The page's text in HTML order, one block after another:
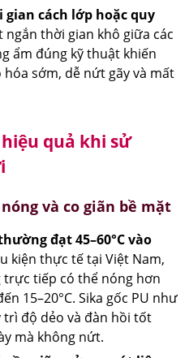
cách lớp hoặc quy
ngắn thời gian khô giữa các
ẩm đúng kỹ thuật khiến
sớm, dễ nứt gãy và mất
quả khi sử
và co giãn bề mặt
đạt 45–60°C vào
kiện thực tế tại Việt Nam,
tiếp có thể nóng hơn
15–20°C. Sika gốc PU như
trì độ dẻo và đàn hồi tốt
mà không nứt.